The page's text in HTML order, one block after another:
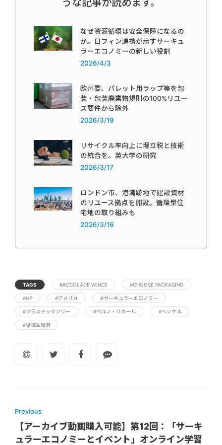
なぜ資源循環は安全保障になるの
か。日フィン連携が示すサーキュ
ラーエコノミーの新しい役割
2026/4/3
欧州委、パレット用ラップ等を包
装・包装廃棄物規則の100%リユー
ス要件から除外
2026/3/19
リサイクル率向上に埋立税と技術
の統合を。英大学の研究
2026/3/17
ロンドン市、港湾跡地で建設資材
のリユース拠点を開設。循環型住
宅地の取り組みも
2026/3/16
TAGS #ACCOLADE WINES #CHOOSE PACKAGING
#HP #アメリカ #サーキュラーエコノミー
#プラスチックフリー #ペルノ・リカール #ヘンケル
#循環型経済
Previous
【アーカイブ動画購入可能】第12回：「サーキ
ュラーエコノミーとイベント」オンライン学習